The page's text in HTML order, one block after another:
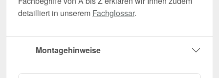
detailliert in unserem Fachglossar.
Montagehinweise